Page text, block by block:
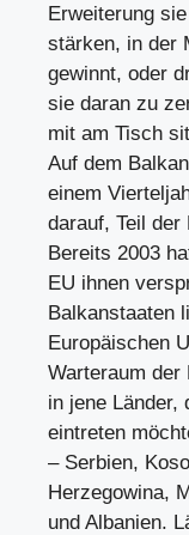
Erweiterung
stärken, in der
gewinnt, oder
sie daran zu
mit am Tisch
Auf dem
einem
darauf, Teil der
Bereits 2003
EU ihnen
Balkanstaaten
Europäischen
Warteraum der
in jene Länder,
eintreten
– Serbien,
Herzegowina,
und Albanien.